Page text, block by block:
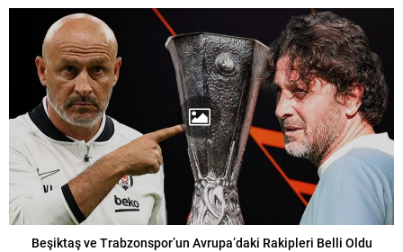
Beşiktaş ve Trabzonspor’un Avrupa’daki Rakipleri Belli Oldu